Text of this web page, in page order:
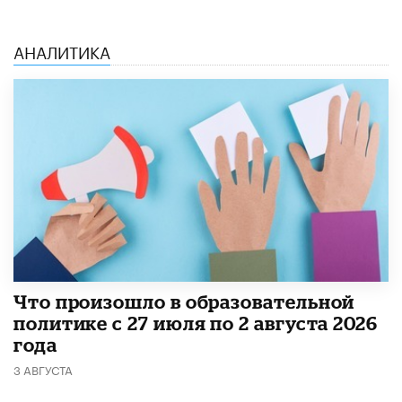
АНАЛИТИКА
​Что произошло в образовательной
политике с 27 июля по 2 августа 2026
года
3 АВГУСТА